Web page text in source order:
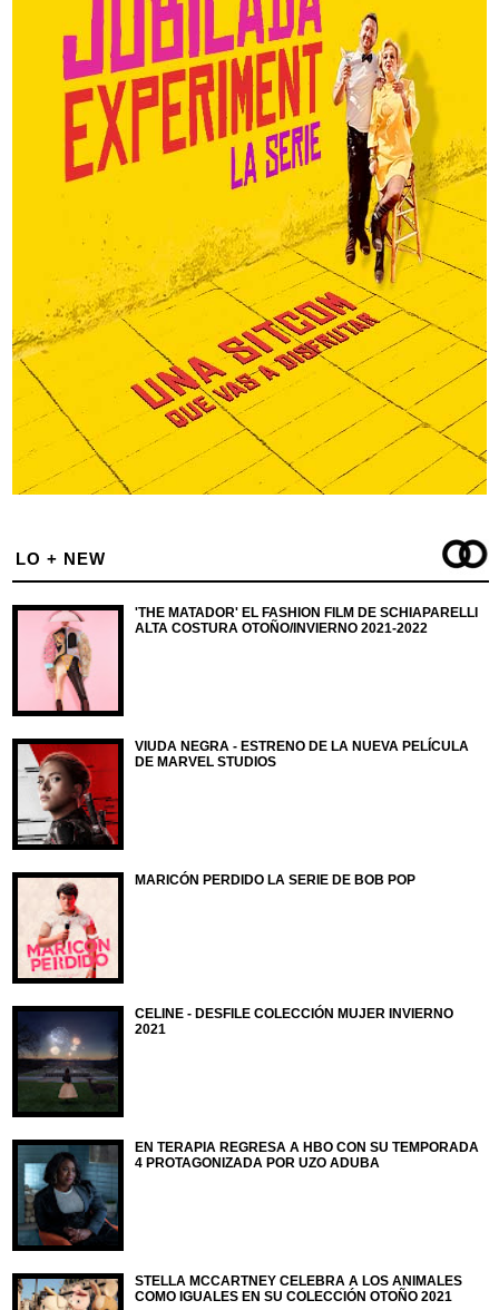
LO + NEW
'THE MATADOR' EL FASHION FILM DE SCHIAPARELLI
ALTA COSTURA OTOÑO/INVIERNO 2021-2022
VIUDA NEGRA - ESTRENO DE LA NUEVA PELÍCULA
DE MARVEL STUDIOS
MARICÓN PERDIDO LA SERIE DE BOB POP
CELINE - DESFILE COLECCIÓN MUJER INVIERNO
2021
EN TERAPIA REGRESA A HBO CON SU TEMPORADA
4 PROTAGONIZADA POR UZO ADUBA
STELLA MCCARTNEY CELEBRA A LOS ANIMALES
COMO IGUALES EN SU COLECCIÓN OTOÑO 2021